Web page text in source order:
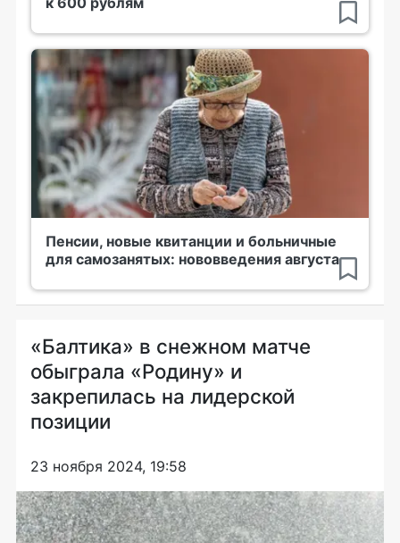
Пенсии, новые квитанции и больничные
для самозанятых: нововведения августа
«Балтика» в снежном матче
обыграла «Родину» и
закрепилась на лидерской
позиции
23 ноября 2024, 19:58